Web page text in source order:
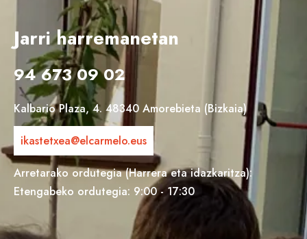
Jarri harremanetan
94 673 09 02
Kalbario Plaza, 4. 48340 Amorebieta (Bizkaia)
ikastetxea@elcarmelo.eus
Arretarako ordutegia (Harrera eta idazkaritza):
Etengabeko ordutegia: 9:00 - 17:30